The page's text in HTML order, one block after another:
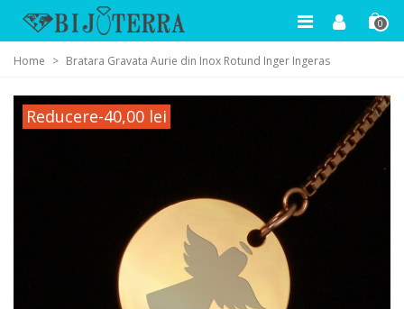
0
Home > Bratara Gravata Aurie din Inox Rotund Inger Ingeras
Reducere-40,00 lei